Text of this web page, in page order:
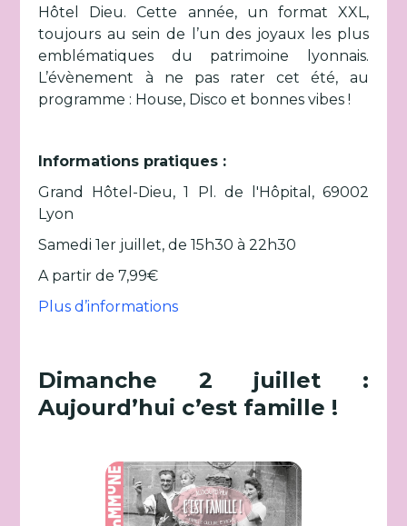
Hôtel Dieu. Cette année, un format XXL,
toujours au sein de l’un des joyaux les plus
emblématiques du patrimoine lyonnais.
L’évènement à ne pas rater cet été, au
programme : House, Disco et bonnes vibes !
Informations pratiques :
Grand Hôtel-Dieu, 1 Pl. de l'Hôpital, 69002
Lyon
Samedi 1er juillet, de 15h30 à 22h30
A partir de 7,99€
Plus d’informations
Dimanche 2 juillet :
Aujourd’hui c’est famille !